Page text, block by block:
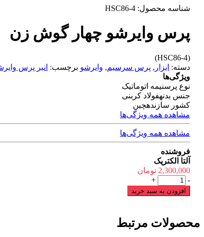
شناسه محصول: HSC86-4
پرس وایرشو چهار گوش زن
(HSC86-4)
دسته: ابزار , پرس سرسیم, وایرشو برچسب: انبر پرس
ویژگی‌ها
نوع پرسنیمه اتوماتیک
جنس بدنهفولاد کربنی
کشور سازندهچین
مشاهده همه ویژگی‌ها
مشاهده همه ویژگی‌ها
فروشنده
آلتا الکتریک
2,300,000 تومان
پرس
وایرشو
چهار
عدد
-
+
افزودن به سبد خرید
محصولات مرتبط